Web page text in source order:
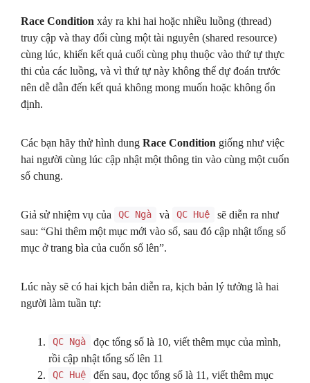
Race Condition xảy ra khi hai hoặc nhiều luồng (thread)
truy cập và thay đổi cùng một tài nguyên (shared resource)
cùng lúc, khiến kết quả cuối cùng phụ thuộc vào thứ tự thực
thi của các luồng, và vì thứ tự này không thể dự đoán trước
nên dễ dẫn đến kết quả không mong muốn hoặc không ổn
định.
Các bạn hãy thử hình dung Race Condition giống như việc
hai người cùng lúc cập nhật một thông tin vào cùng một cuốn
sổ chung.
Giả sử nhiệm vụ của QC Ngà và QC Huệ
sẽ diễn ra như
sau: “Ghi thêm một mục mới vào sổ, sau đó cập nhật tổng số
mục ở trang bìa của cuốn sổ lên”.
Lúc này sẽ có hai kịch bản diễn ra, kịch bản lý tưởng là hai
người làm tuần tự:
QC Ngà
đọc tổng số là 10, viết thêm mục của mình,
rồi cập nhật tổng số lên 11
QC Huệ
đến sau, đọc tổng số là 11, viết thêm mục